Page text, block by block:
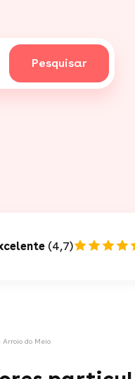
Pesquisar
(4,7)
do Meio